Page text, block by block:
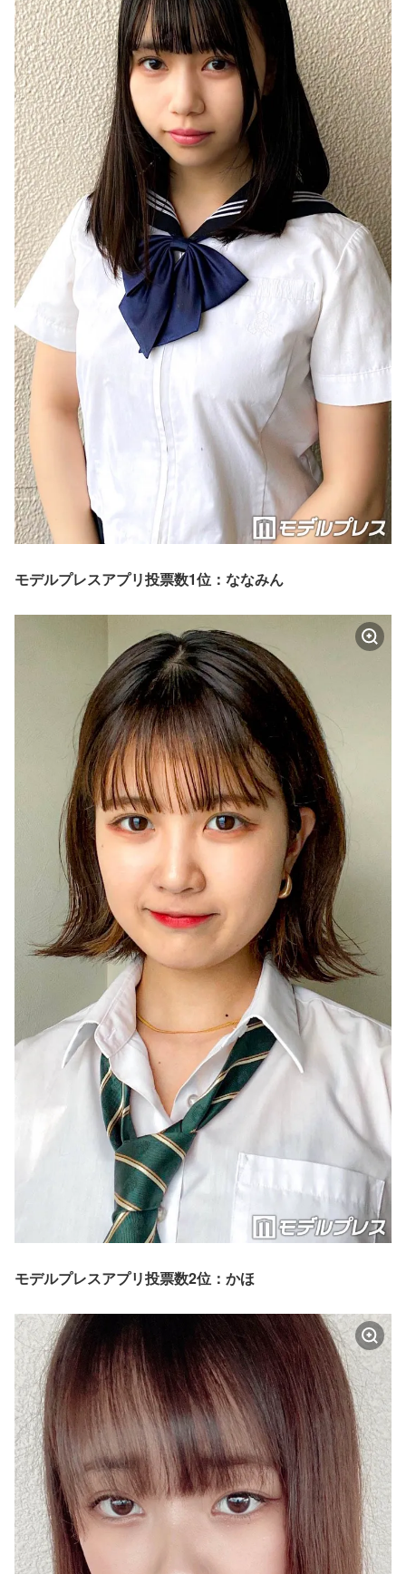
モデルプレスアプリ投票数1位：ななみん
モデルプレスアプリ投票数2位：かほ